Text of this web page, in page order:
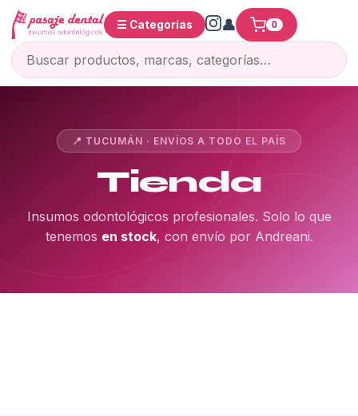
☰ Categorías 0
📍 TUCUMÁN · ENVÍOS A TODO EL PAÍS
Tienda
Insumos odontológicos profesionales. Solo lo que
tenemos en stock, con envío por Andreani.